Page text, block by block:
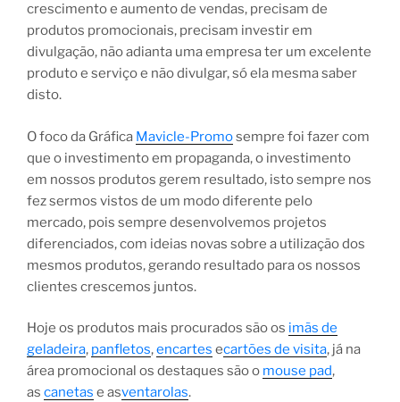
crescimento e aumento de vendas, precisam de
produtos promocionais, precisam investir em
divulgação, não adianta uma empresa ter um excelente
produto e serviço e não divulgar, só ela mesma saber
disto.
O foco da Gráfica Mavicle-Promosempre foi fazer com
que o investimento em propaganda, o investimento
em nossos produtos gerem resultado, isto sempre nos
fez sermos vistos de um modo diferente pelo
mercado, pois sempre desenvolvemos projetos
diferenciados, com ideias novas sobre a utilização dos
mesmos produtos, gerando resultado para os nossos
clientes crescemos juntos.
Hoje os produtos mais procurados são os imãs de
geladeira, panfletos,encartes ecartões de visita, já na
área promocional os destaques são o mouse pad,
as canetas e asventarolas.